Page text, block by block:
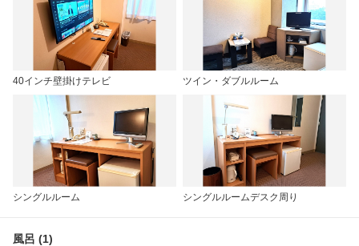
40インチ壁掛けテレビ ツイン・ダブルルーム
シングルルーム シングルルームデスク周り
風呂 (1)